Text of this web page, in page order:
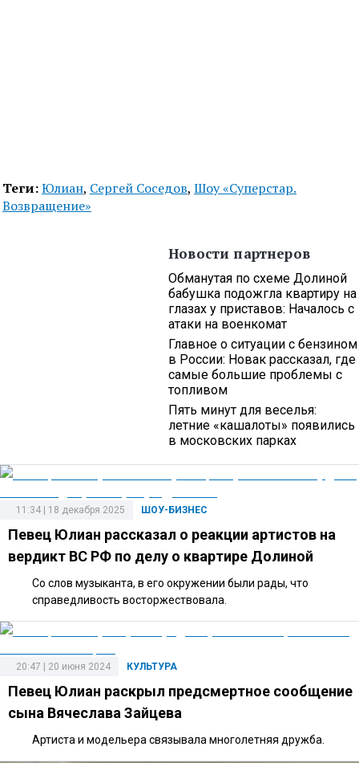
Теги:Юлиан, Сергей Соседов, Шоу «Суперстар.
Возвращение»
Новости партнеров
Обманутая по схеме Долиной
бабушка подожгла квартиру на
глазах у приставов: Началось с
атаки на военкомат
Главное о ситуации с бензином
в России: Новак рассказал, где
самые большие проблемы с
топливом
Пять минут для веселья:
летние «кашалоты» появились
в московских парках
ШОУ-БИЗНЕС
11:34 | 18 декабря 2025
Певец Юлиан рассказал о реакции артистов на
вердикт ВС РФ по делу о квартире Долиной
Со слов музыканта, в его окружении были рады, что
справедливость восторжествовала.
КУЛЬТУРА
20:47 | 20 июня 2024
Певец Юлиан раскрыл предсмертное сообщение
сына Вячеслава Зайцева
Артиста и модельера связывала многолетняя дружба.